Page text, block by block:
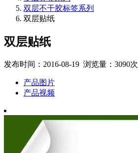
双层不干胶标签系列
双层贴纸
双层贴纸
发布时间：2016-08-19 浏览量：3090次
产品图片
产品视频